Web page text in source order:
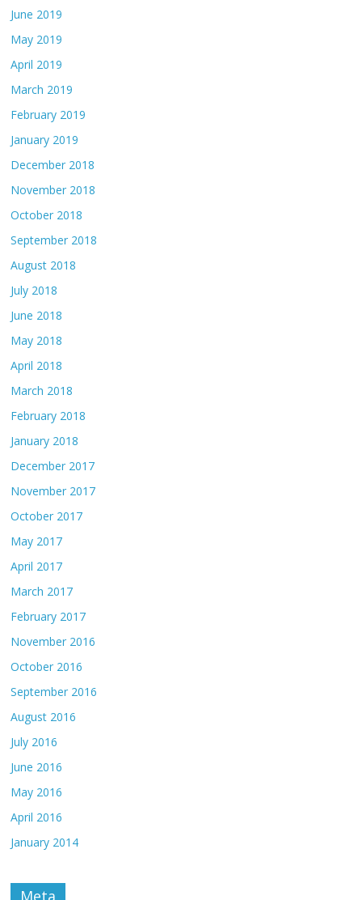
June 2019
May 2019
April 2019
March 2019
February 2019
January 2019
December 2018
November 2018
October 2018
September 2018
August 2018
July 2018
June 2018
May 2018
April 2018
March 2018
February 2018
January 2018
December 2017
November 2017
October 2017
May 2017
April 2017
March 2017
February 2017
November 2016
October 2016
September 2016
August 2016
July 2016
June 2016
May 2016
April 2016
January 2014
Meta